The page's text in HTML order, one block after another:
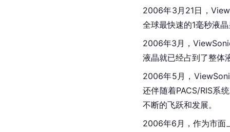
2006年3月21日，
全球最快速的1毫秒液
2006年3月，
液晶就已经占到了整体
2006年5月，
还伴随着PACS/RIS系
不断的飞跃和发展。
2006年6月，作为市面